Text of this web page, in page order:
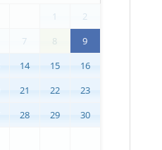
1
2
7 8
9
14 15
16
21 22
23
28 29
30